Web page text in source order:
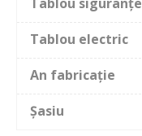
Tablou electric
An fabricație
Șasiu